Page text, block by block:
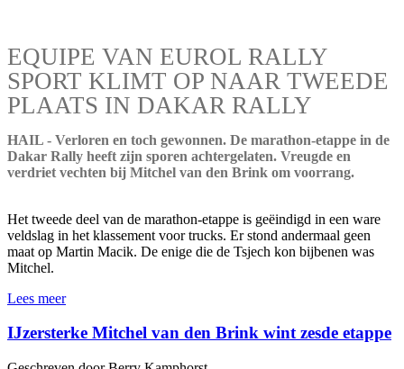
EQUIPE VAN EUROL RALLY
SPORT KLIMT OP NAAR TWEEDE
PLAATS IN DAKAR RALLY
HAIL - Verloren en toch gewonnen. De marathon-etappe in de
Dakar Rally heeft zijn sporen achtergelaten. Vreugde en
verdriet vechten bij Mitchel van den Brink om voorrang.
Het tweede deel van de marathon-etappe is geëindigd in een ware
veldslag in het klassement voor trucks. Er stond andermaal geen
maat op Martin Macik. De enige die de Tsjech kon bijbenen was
Mitchel.
Lees meer
IJzersterke Mitchel van den Brink wint zesde etappe